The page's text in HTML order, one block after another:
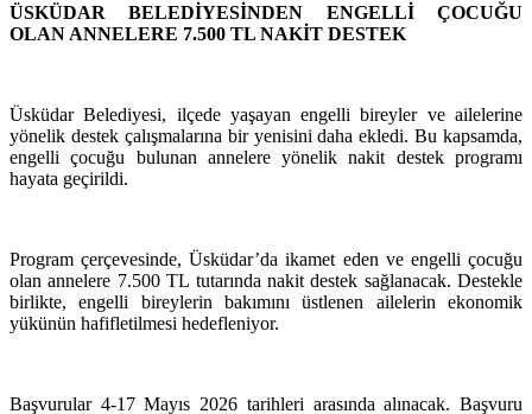
ÜSKÜDAR BELEDİYESİNDEN ENGELLİ ÇOCUĞU
OLAN ANNELERE 7.500 TL NAKİT DESTEK
Üsküdar Belediyesi, ilçede yaşayan engelli bireyler ve ailelerine
yönelik destek çalışmalarına bir yenisini daha ekledi. Bu kapsamda,
engelli çocuğu bulunan annelere yönelik nakit destek programı
hayata geçirildi.
Program çerçevesinde, Üsküdar’da ikamet eden ve engelli çocuğu
olan annelere 7.500 TL tutarında nakit destek sağlanacak. Destekle
birlikte, engelli bireylerin bakımını üstlenen ailelerin ekonomik
yükünün hafifletilmesi hedefleniyor.
Başvurular 4-17 Mayıs 2026 tarihleri arasında alınacak. Başvuru